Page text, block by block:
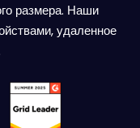
размера. Наши
удаленное